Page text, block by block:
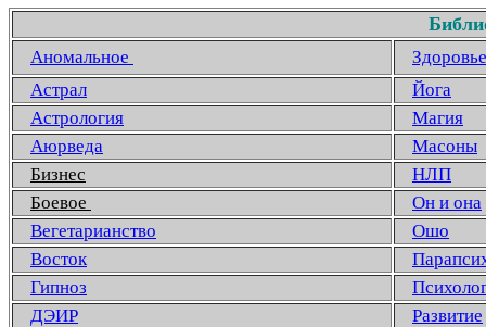
Аномальное
Здоровье
Астрал
Йога
Астрология
Магия
Аюрведа
Масоны
Бизнес
НЛП
Боевое
Он и она
Вегетарианство
Ошо
Восток
Гипноз
ДЭИР
Развитие